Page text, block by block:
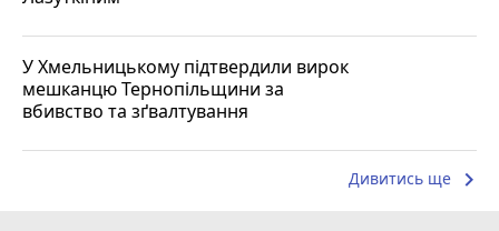
У Хмельницькому підтвердили вирок
мешканцю Тернопільщини за
вбивство та зґвалтування
Дивитись ще keyboard_arrow_right